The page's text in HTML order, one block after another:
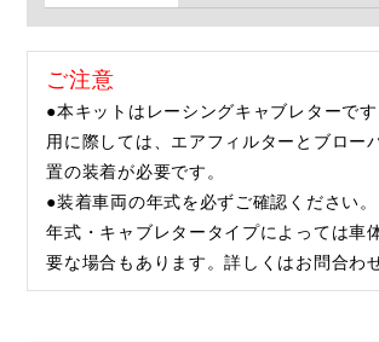
ご注意
●本キットはレーシングキャブレターで
用に際しては、エアフィルターとブロー
置の装着が必要です。
●装着車両の年式を必ずご確認ください。
年式・キャブレタータイプによっては車
要な場合もあります。詳しくはお問合わ